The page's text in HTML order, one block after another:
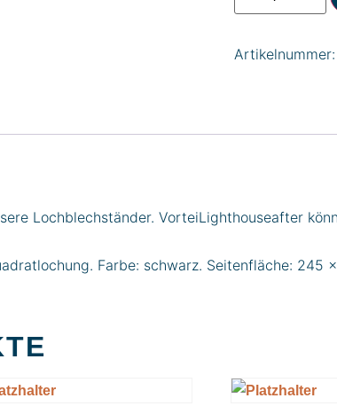
Artikelnummer:
Lochblechständer. VorteiLighthouseafter
Farbe: schwarz. Seitenfläche: 245